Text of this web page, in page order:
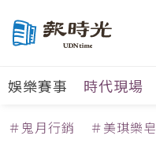
娛樂賽事 時代現場
＃鬼月行銷 ＃美琪樂皂